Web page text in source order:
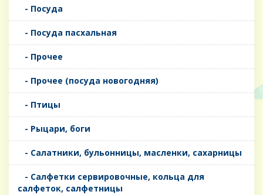
- Посуда
- Посуда пасхальная
- Прочее
- Прочее (посуда новогодняя)
- Птицы
- Рыцари, боги
- Салатники, бульонницы, масленки, сахарницы
- Салфетки сервировочные, кольца для
салфеток, салфетницы